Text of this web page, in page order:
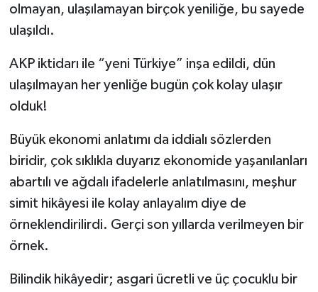
olmayan, ulaşılamayan birçok yeniliğe, bu sayede
ulaşıldı.
AKP iktidarı ile “yeni Türkiye” inşa edildi, dün
ulaşılmayan her yenliğe bugün çok kolay ulaşır
olduk!
Büyük ekonomi anlatımı da iddialı sözlerden
biridir, çok sıklıkla duyarız ekonomide yaşanılanları
abartılı ve ağdalı ifadelerle anlatılmasını, meşhur
simit hikâyesi ile kolay anlayalım diye de
örneklendirilirdi. Gerçi son yıllarda verilmeyen bir
örnek.
Bilindik hikâyedir; asgari ücretli ve üç çocuklu bir